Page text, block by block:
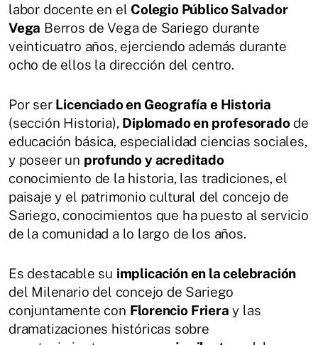
labor docente en el Colegio Público Salvador
Vega Berros de Vega de Sariego durante
veinticuatro años, ejerciendo además durante
ocho de ellos la dirección del centro.
Por ser Licenciado en Geografía e Historia
(sección Historia), Diplomado en profesoradode
educación básica, especialidad ciencias sociales,
y poseer un profundo y acreditado
conocimiento de la historia, las tradiciones, el
paisaje y el patrimonio cultural del concejo de
Sariego, conocimientos que ha puesto al servicio
de la comunidad a lo largo de los años.
Es destacable su implicación en la celebración
del Milenario del concejo de Sariego
conjuntamente con Florencio Friera y las
dramatizaciones históricas sobre